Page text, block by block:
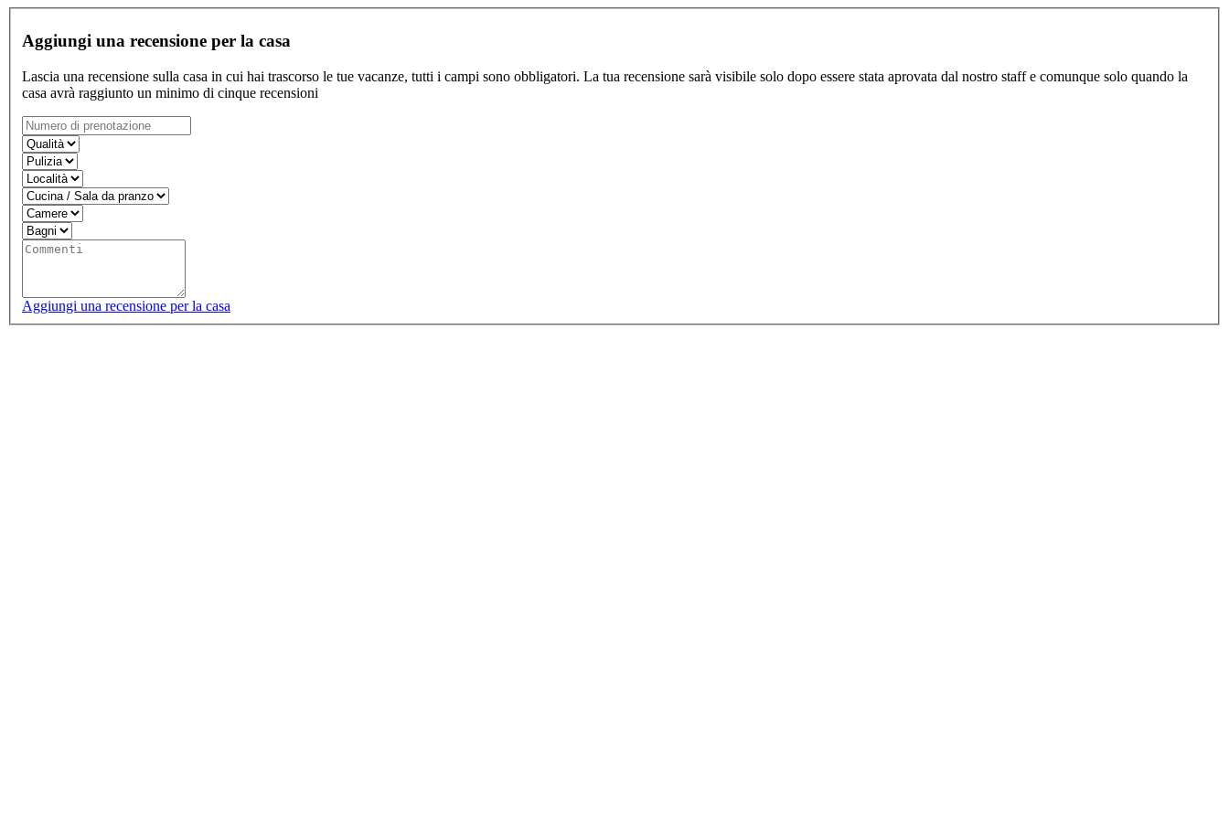
Aggiungi una recensione per la casa
Lascia una recensione sulla casa in cui hai trascorso le tue vacanze, tutti i campi sono obbligatori. La tua recensione sarà visibile solo dopo essere stata aprovata dal nostro staff e comunque solo quando la
casa avrà raggiunto un minimo di cinque recensioni
Aggiungi una recensione per la casa